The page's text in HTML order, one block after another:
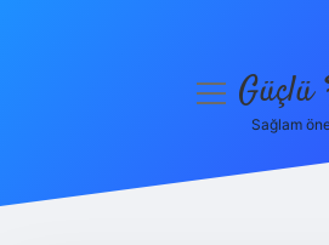
menüyü
Sağlam